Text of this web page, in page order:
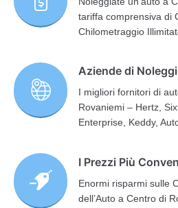
tariffa comprensiva di
Chilometraggio
Aziende di
I migliori fornitori di
Rovaniemi – Hertz,
Enterprise, Keddy,
I Prezzi Più
Enormi risparmi sulle
dell’Auto a Centro di